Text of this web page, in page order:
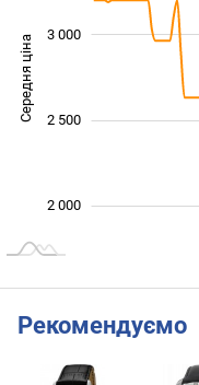
Середня ціна
2 000
3 000
2 500
Рекомендуємо